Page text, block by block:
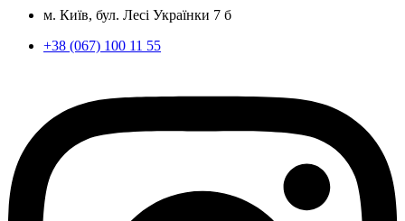
м. Київ, бул. Лесі Українки 7 б
+38 (067) 100 11 55